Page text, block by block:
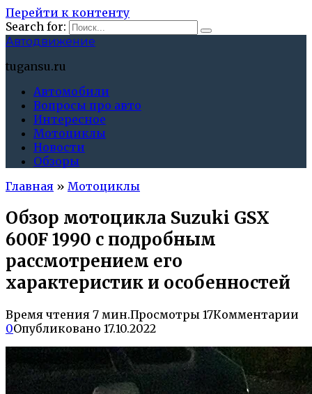
Перейти к контенту
Search for:
Автодвижение
tugansu.ru
Автомобили
Вопросы про авто
Интересное
Мотоциклы
Новости
Обзоры
Главная » Мотоциклы
Обзор мотоцикла Suzuki GSX
600F 1990 с подробным
рассмотрением его
характеристик и особенностей
Время чтения 7 мин.Просмотры 17Комментарии
0Опубликовано 17.10.2022